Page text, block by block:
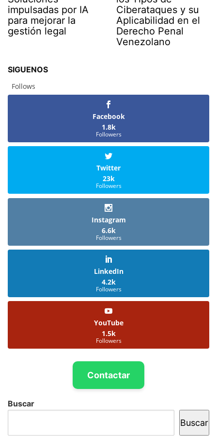
impulsadas por IA
para mejorar la
gestión legal
Ciberataques y su
Aplicabilidad en el
Derecho Penal
Venezolano
SIGUENOS
Follows
Facebook
1.8k
Followers
Twitter
23k
Followers
Instagram
6.6k
Followers
LinkedIn
4.2k
Followers
YouTube
1.5k
Followers
Contactar
Buscar
Buscar